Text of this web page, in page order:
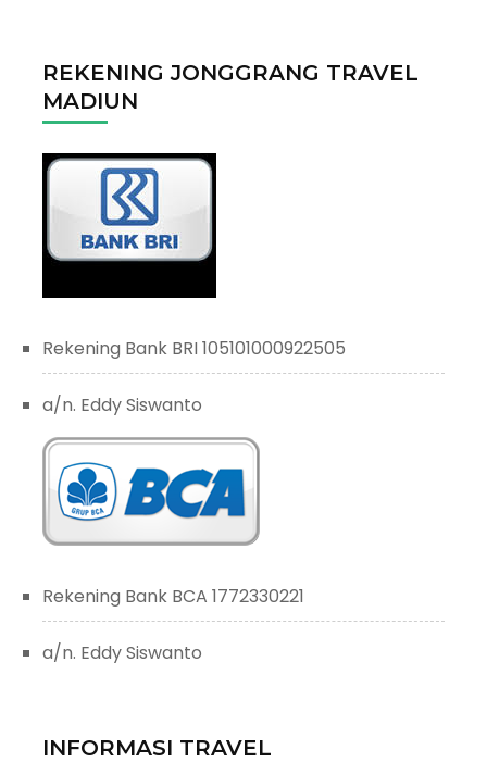
REKENING JONGGRANG TRAVEL
MADIUN
Rekening Bank BRI 105101000922505
a/n. Eddy Siswanto
Rekening Bank BCA 1772330221
a/n. Eddy Siswanto
INFORMASI TRAVEL